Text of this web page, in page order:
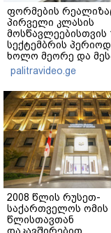
ფორმების
პირველი კლასის
მოსწავლეებისთვის
სექტემბრის
ხოლო მეორე და
ეტაპებზე...
palitravideo.ge
2008 წლის რუსეთ-
საქართველოს ომის
წლისთავთან